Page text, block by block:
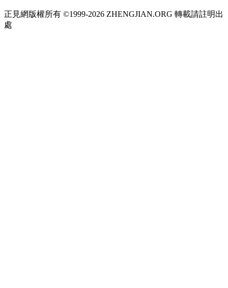
正見網版權所有 ©1999-2026 ZHENGJIAN.ORG 轉載請註明出
處